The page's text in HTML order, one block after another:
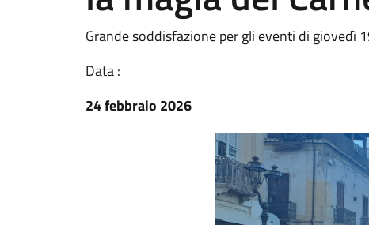
Grande soddisfazione per gli eventi di giovedì
Data :
24 febbraio 2026